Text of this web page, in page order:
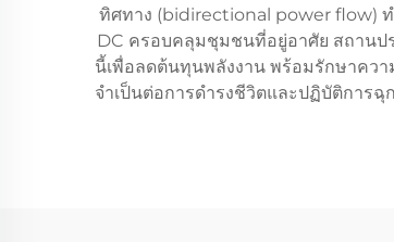
ทิศทาง (bidirectional power flow) ท
DC ครอบคลุมชุมชนที่อยู่อาศัย สถานป
นี้เพื่อลดต้นทุนพลังงาน พร้อมรักษาคว
จำเป็นต่อการดำรงชีวิตและปฏิบัติการ